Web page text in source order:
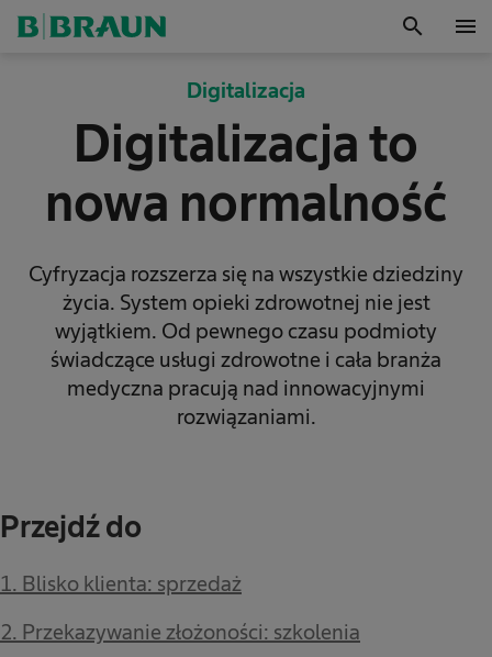
search menu
Digitalizacja
Digitalizacja to
nowa normalność
Cyfryzacja rozszerza się na wszystkie dziedziny
życia. System opieki zdrowotnej nie jest
wyjątkiem. Od pewnego czasu podmioty
świadczące usługi zdrowotne i cała branża
medyczna pracują nad innowacyjnymi
rozwiązaniami.
Przejdź do
1. Blisko klienta: sprzedaż
2. Przekazywanie złożoności: szkolenia